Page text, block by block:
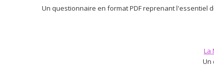
Un questionnaire en format PDF reprenant l'essentiel
La
Un